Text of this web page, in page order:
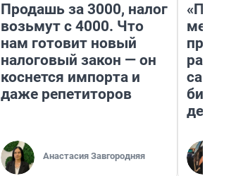
Продашь за 3000, налог
возьмут с 4000. Что
нам готовит новый
налоговый закон — он
коснется импорта и
даже репетиторов
Анастасия Завгородняя